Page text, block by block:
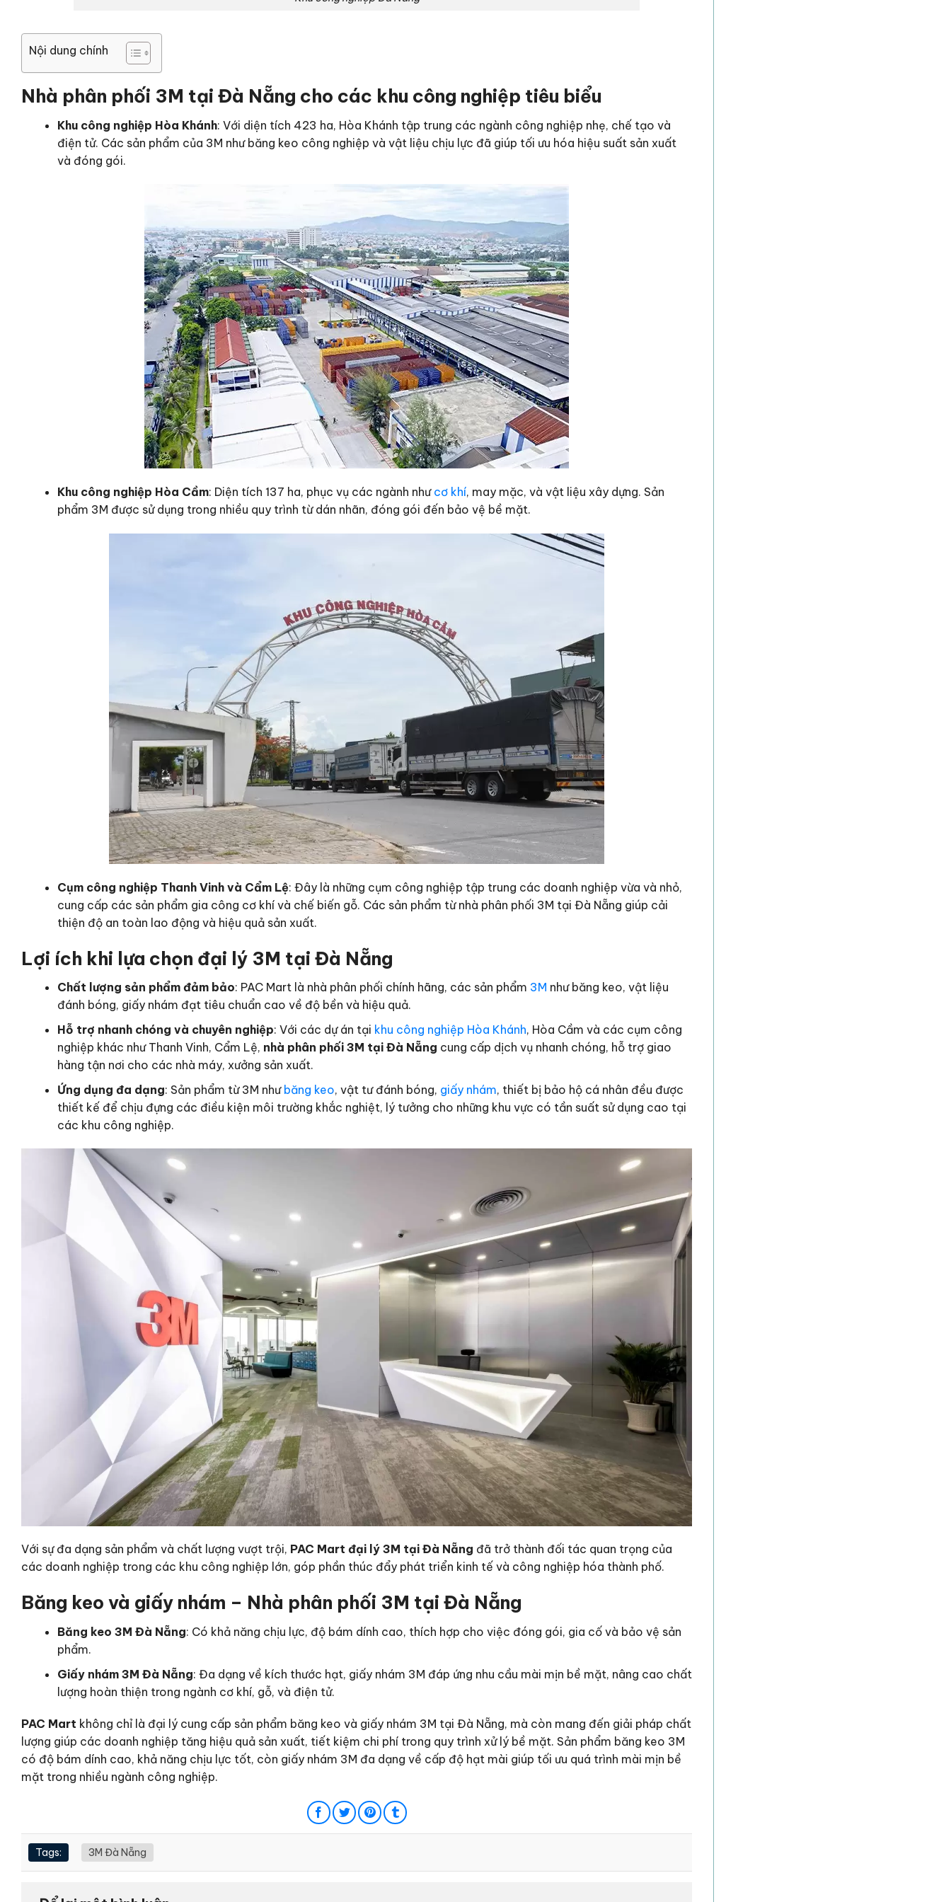
Nội dung chính
Nhà phân phối 3M tại Đà Nẵng cho các khu công nghiệp tiêu biểu
Khu công nghiệp Hòa Khánh: Với diện tích 423 ha, Hòa Khánh tập trung các ngành công nghiệp nhẹ, chế tạo và
điện tử. Các sản phẩm của 3M như băng keo công nghiệp và vật liệu chịu lực đã giúp tối ưu hóa hiệu suất sản xuất
và đóng gói.
Khu công nghiệp Hòa Cầm: Diện tích 137 ha, phục vụ các ngành như cơ khí, may mặc, và vật liệu xây dựng. Sản
phẩm 3M được sử dụng trong nhiều quy trình từ dán nhãn, đóng gói đến bảo vệ bề mặt.
Cụm công nghiệp Thanh Vinh và Cẩm Lệ: Đây là những cụm công nghiệp tập trung các doanh nghiệp vừa và nhỏ,
cung cấp các sản phẩm gia công cơ khí và chế biến gỗ. Các sản phẩm từ nhà phân phối 3M tại Đà Nẵng giúp cải
thiện độ an toàn lao động và hiệu quả sản xuất.
Lợi ích khi lựa chọn đại lý 3M tại Đà Nẵng
Chất lượng sản phẩm đảm bảo: PAC Mart là nhà phân phối chính hãng, các sản phẩm 3M như băng keo, vật liệu
đánh bóng, giấy nhám đạt tiêu chuẩn cao về độ bền và hiệu quả.
Hỗ trợ nhanh chóng và chuyên nghiệp: Với các dự án tại khu công nghiệp Hòa Khánh, Hòa Cầm và các cụm công
nghiệp khác như Thanh Vinh, Cẩm Lệ, nhà phân phối 3M tại Đà Nẵng cung cấp dịch vụ nhanh chóng, hỗ trợ giao
hàng tận nơi cho các nhà máy, xưởng sản xuất.
Ứng dụng đa dạng: Sản phẩm từ 3M như băng keo, vật tư đánh bóng, giấy nhám, thiết bị bảo hộ cá nhân đều được
thiết kế để chịu đựng các điều kiện môi trường khắc nghiệt, lý tưởng cho những khu vực có tần suất sử dụng cao tại
các khu công nghiệp.
Với sự đa dạng sản phẩm và chất lượng vượt trội, PAC Mart đại lý 3M tại Đà Nẵng đã trở thành đối tác quan trọng của
các doanh nghiệp trong các khu công nghiệp lớn, góp phần thúc đẩy phát triển kinh tế và công nghiệp hóa thành phố.
Băng keo và giấy nhám – Nhà phân phối 3M tại Đà Nẵng
Băng keo 3M Đà Nẵng: Có khả năng chịu lực, độ bám dính cao, thích hợp cho việc đóng gói, gia cố và bảo vệ sản
phẩm.
Giấy nhám 3M Đà Nẵng: Đa dạng về kích thước hạt, giấy nhám 3M đáp ứng nhu cầu mài mịn bề mặt, nâng cao chất
lượng hoàn thiện trong ngành cơ khí, gỗ, và điện tử.
PAC Mart không chỉ là đại lý cung cấp sản phẩm băng keo và giấy nhám 3M tại Đà Nẵng, mà còn mang đến giải pháp chất
lượng giúp các doanh nghiệp tăng hiệu quả sản xuất, tiết kiệm chi phí trong quy trình xử lý bề mặt. Sản phẩm băng keo 3M
có độ bám dính cao, khả năng chịu lực tốt, còn giấy nhám 3M đa dạng về cấp độ hạt mài giúp tối ưu quá trình mài mịn bề
mặt trong nhiều ngành công nghiệp.
Tags: 3M Đà Nẵng